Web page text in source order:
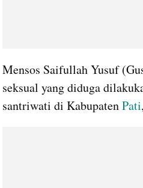
Mensos Saifullah Yusuf
seksual yang diduga
santriwati di Kabupaten Pati